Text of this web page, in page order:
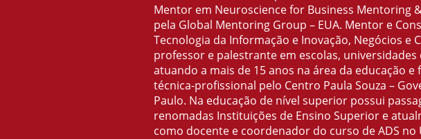
Mentor em Neuroscience for Business Mentoring
pela Global Mentoring Group – EUA. Mentor e
Tecnologia da Informação e Inovação, Negócios e
professor e palestrante em escolas, universidades
atuando a mais de 15 anos na área da educação e
técnica-profissional pelo Centro Paula Souza –
Paulo. Na educação de nível superior possui
renomadas Instituições de Ensino Superior e
como docente e coordenador do curso de ADS no